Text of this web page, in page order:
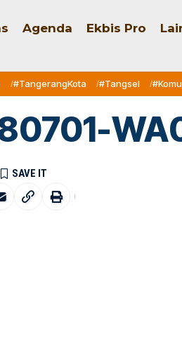
Agenda Ekbis Pro
#TangerangKota #Tangsel